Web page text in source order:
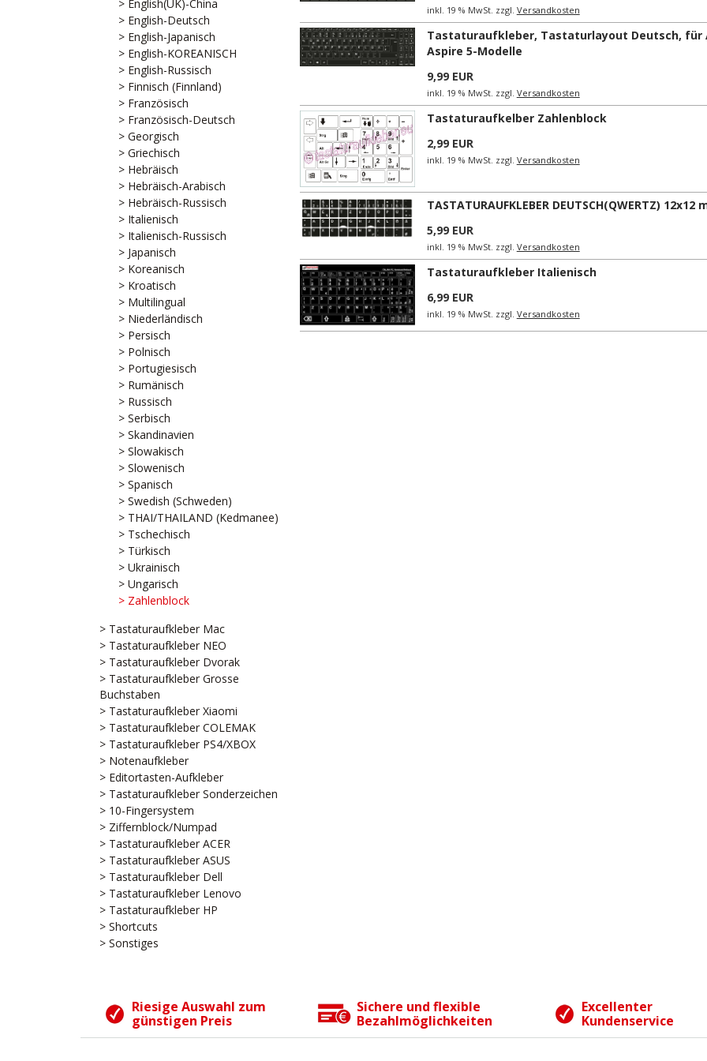
> English(UK)-China
> English-Deutsch
> English-Japanisch
> English-KOREANISCH
> English-Russisch
> Finnisch (Finnland)
> Französisch
> Französisch-Deutsch
> Georgisch
> Griechisch
> Hebräisch
> Hebräisch-Arabisch
> Hebräisch-Russisch
> Italienisch
> Italienisch-Russisch
> Japanisch
> Koreanisch
> Kroatisch
> Multilingual
> Niederländisch
> Persisch
> Polnisch
> Portugiesisch
> Rumänisch
> Russisch
> Serbisch
> Skandinavien
> Slowakisch
> Slowenisch
> Spanisch
> Swedish (Schweden)
> THAI/THAILAND (Kedmanee)
> Tschechisch
> Türkisch
> Ukrainisch
> Ungarisch
> Zahlenblock
> Tastaturaufkleber Mac
> Tastaturaufkleber NEO
> Tastaturaufkleber Dvorak
> Tastaturaufkleber Grosse
Buchstaben
> Tastaturaufkleber Xiaomi
> Tastaturaufkleber COLEMAK
> Tastaturaufkleber PS4/XBOX
> Notenaufkleber
> Editortasten-Aufkleber
> Tastaturaufkleber Sonderzeichen
> 10-Fingersystem
> Ziffernblock/Numpad
> Tastaturaufkleber ACER
> Tastaturaufkleber ASUS
> Tastaturaufkleber Dell
> Tastaturaufkleber Lenovo
> Tastaturaufkleber HP
> Shortcuts
> Sonstiges
inkl. 19 % MwSt. zzgl. Versandkosten
Tastaturaufkleber, Tastaturlayout Deutsch, für
Aspire 5-Modelle
9,99 EUR
inkl. 19 % MwSt. zzgl. Versandkosten
Tastaturaufkelber Zahlenblock
2,99 EUR
inkl. 19 % MwSt. zzgl. Versandkosten
TASTATURAUFKLEBER DEUTSCH(QWERTZ) 12x12
5,99 EUR
inkl. 19 % MwSt. zzgl. Versandkosten
Tastaturaufkleber Italienisch
6,99 EUR
inkl. 19 % MwSt. zzgl. Versandkosten
Riesige Auswahl zum
günstigen Preis
Sichere und flexible
Bezahlmöglichkeiten
Excellenter
Kundenservice